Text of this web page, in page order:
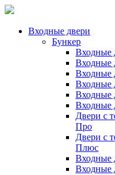
Входные двери
Бункер
Входные
Входные
Входные
Входные
Входные
Входные
Двери с
Про
Двери с
Плюс
Входные
Входные